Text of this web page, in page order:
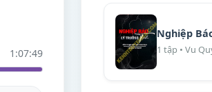
1:07:49
Nghiệp
1 tập • Vu